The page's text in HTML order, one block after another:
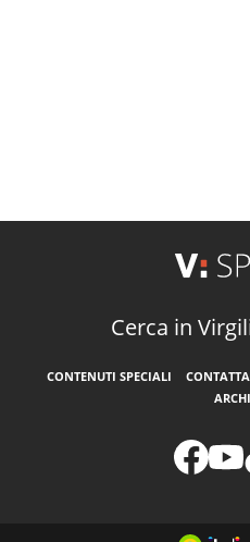
Cerca in
CONTENUTI SPECIALI